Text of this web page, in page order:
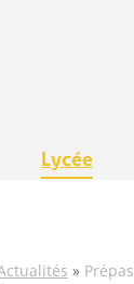
Lycée
» Prépas